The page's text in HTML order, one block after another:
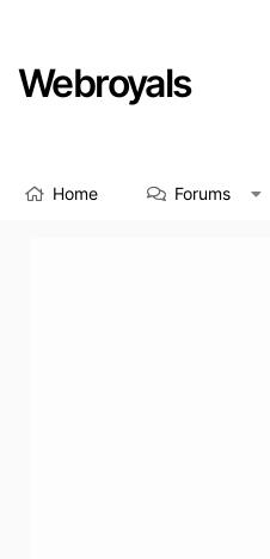
Webroyals
Home Forums